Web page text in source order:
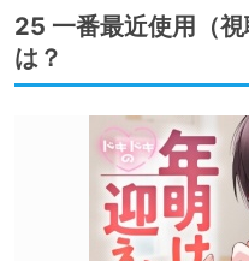
25 一番最近使用（
は？